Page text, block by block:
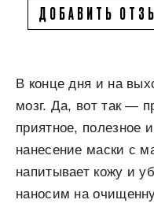
ДОБАВИТЬ
В конце дня и на
мозг. Да, вот так —
приятное, полезное
нанесение маски с
напитывает кожу и
наносим на